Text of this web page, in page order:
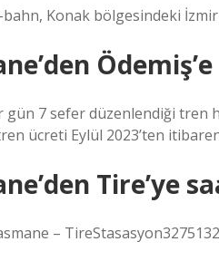
Konak bölgesindeki
gün 7 sefer düzenlendiği tren
ücreti Eylül 2023’ten
Tire’ye
–